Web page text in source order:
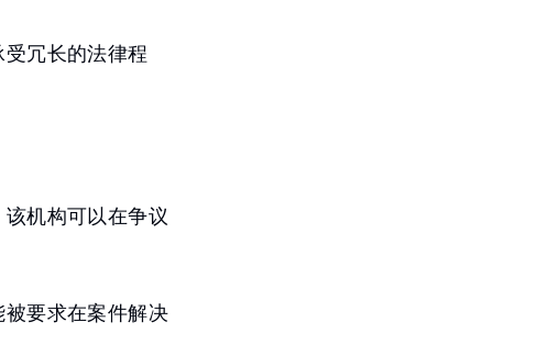
冗长的法律程
机构可以在争议
要求在案件解决